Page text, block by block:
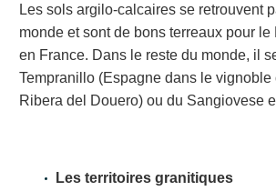
Les sols argilo-calcaires se retrouvent
monde et sont de bons terreaux pour le
en France. Dans le reste du monde, il
Tempranillo (Espagne dans le vignoble
Ribera del Douero) ou du Sangiovese
Les territoires granitiques